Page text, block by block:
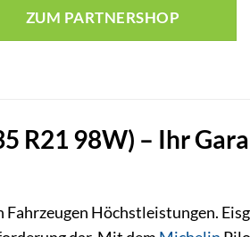
ZUM PARTNERSHOP
R21 98W) – Ihr
Höchstleistungen.